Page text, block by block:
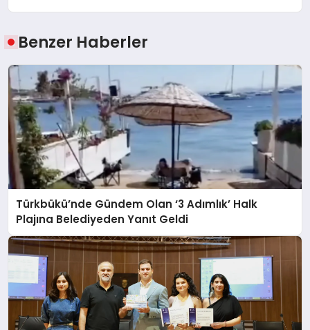
Benzer Haberler
Türkbükü’nde Gündem Olan ‘3 Adımlık’ Halk
Plajına Belediyeden Yanıt Geldi